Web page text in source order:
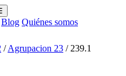
Blog Quiénes somos
/ Agrupacion 23 / 239.1